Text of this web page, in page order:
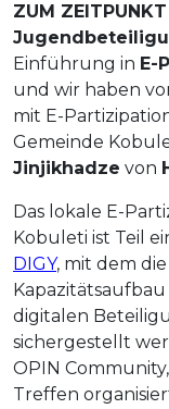
ZUM
Einführung in E-
und wir haben
mit E-
Gemeinde
Jinjikhadze von
Das lokale E-
Kobuleti ist Teil
DIGY, mit dem
digitalen
sichergestellt
OPIN
Treffen